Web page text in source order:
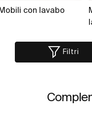
con lavabo
Filtri